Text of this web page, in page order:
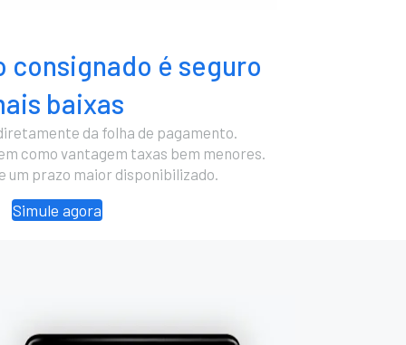
consignado é seguro
baixas
da folha de pagamento.
como vantagem taxas bem menores.
um prazo maior disponibilizado.
Simule agora